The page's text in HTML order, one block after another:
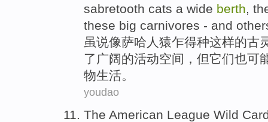
sabretooth cats a wide berth,
these big carnivores - and
虽说像萨哈 人猿乍得种这样的古
了 广阔的活动空间， 但它们也可
物生活。
youdao
The American League Wild